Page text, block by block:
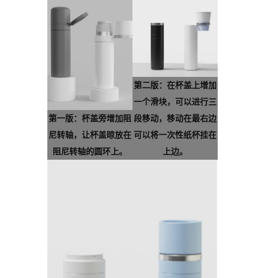
第一版：杯盖旁增加阻
尼转轴，让杯盖晾放在
阻尼转轴的圆环上。
第二版：在杯盖上增加
一个滑块，可以进行三
段移动，移动在最右边
可以将一次性纸杯挂在
上边。